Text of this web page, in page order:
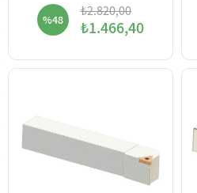
%48 ₺2.820,00
₺1.466,40